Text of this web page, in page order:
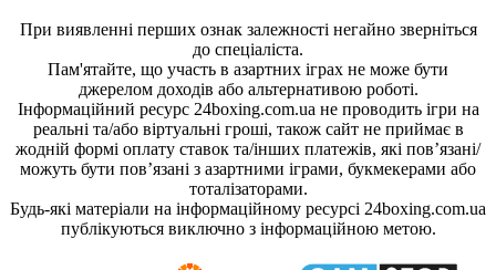
При виявленні перших ознак залежності негайно зверніться
до спеціаліста.
Пам'ятайте, що участь в азартних іграх не може бути
джерелом доходів або альтернативою роботі.
Інформаційний ресурс 24boxing.com.ua не проводить ігри на
реальні та/або віртуальні гроші, також сайт не приймає в
жодній формі оплату ставок та/інших платежів, які пов’язані/
можуть бути пов’язані з азартними іграми, букмекерами або
тоталізаторами.
Будь-які матеріали на інформаційному ресурсі 24boxing.com.ua
публікуються виключно з інформаційною метою.